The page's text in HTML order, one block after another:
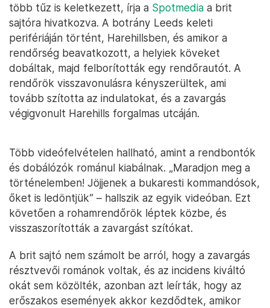
több tűz is keletkezett, írja a Spotmedia a brit
sajtóra hivatkozva. A botrány Leeds keleti
perifériáján történt, Harehillsben, és amikor a
rendőrség beavatkozott, a helyiek köveket
dobáltak, majd felborították egy rendőrautót. A
rendőrök visszavonulásra kényszerültek, ami
tovább szította az indulatokat, és a zavargás
végigvonult Harehills forgalmas utcáján.
Több videófelvételen hallható, amint a rendbontók
és dobálózók románul kiabálnak. „Maradjon meg a
történelemben! Jöjjenek a bukaresti kommandósok,
őket is ledöntjük” – hallszik az egyik videóban. Ezt
követően a rohamrendőrök léptek közbe, és
visszaszorították a zavargást szítókat.
A brit sajtó nem számolt be arról, hogy a zavargás
résztvevői románok voltak, és az incidens kiváltó
okát sem közölték, azonban azt leírták, hogy az
erőszakos események akkor kezdődtek, amikor